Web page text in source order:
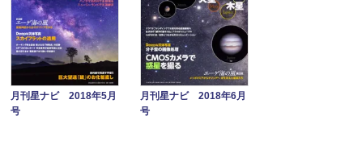
月刊星ナビ 2018年5月
号
月刊星ナビ 2018年6月
号